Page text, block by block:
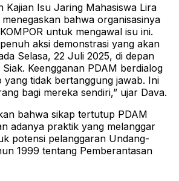
Kajian Isu Jaring Mahasiswa Lira
bahwa organisasinya
untuk mengawal isu ini.
aksi demonstrasi yang akan
Selasa, 22 Juli 2025, di depan
Keengganan PDAM berdialog
yang tidak bertanggung jawab. Ini
bagi mereka sendiri,” ujar Dava.
bahwa sikap tertutup PDAM
adanya praktik yang melanggar
potensi pelanggaran Undang-
1999 tentang Pemberantasan